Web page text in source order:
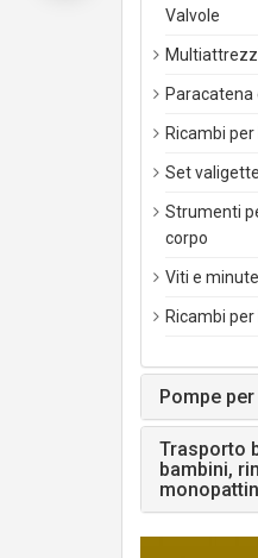
Valvole
Paracatena
Ricambi per
Set
Strumenti
corpo
Viti e
Ricambi
Pompe
Trasporto
bambini,